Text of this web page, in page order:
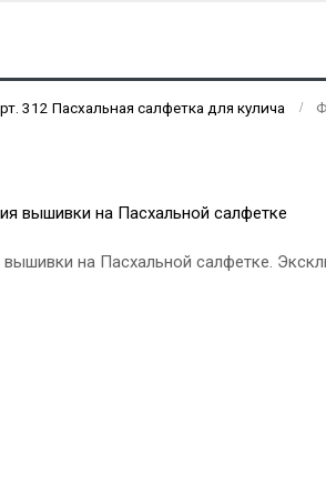
312 Пасхальная салфетка для кулича
на Пасхальной салфетке.